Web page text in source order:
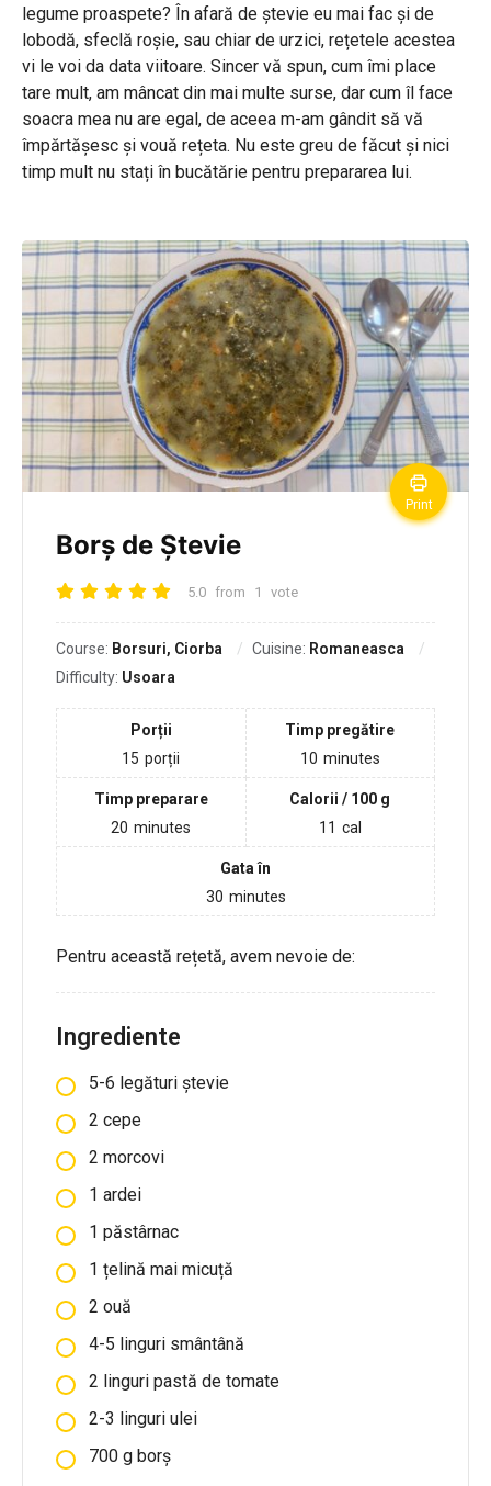
legume proaspete? În afară de ștevie eu mai fac și de
lobodă, sfeclă roșie, sau chiar de urzici, rețetele acestea
vi le voi da data viitoare. Sincer vă spun, cum îmi place
tare mult, am mâncat din mai multe surse, dar cum îl face
soacra mea nu are egal, de aceea m-am gândit să vă
împărtășesc și vouă rețeta. Nu este greu de făcut și nici
timp mult nu stați în bucătărie pentru prepararea lui.
Print
Borș de Ștevie
5.0 from 1 vote
Course: Borsuri, Ciorba Cuisine: Romaneasca
Difficulty: Usoara
Porții
15 porții
Timp pregătire
10 minutes
Timp preparare
20 minutes
Calorii / 100 g
11 cal
Gata în
30 minutes
Pentru această rețetă, avem nevoie de:
Ingrediente
5-6 legături ștevie
2 cepe
2 morcovi
1 ardei
1 păstârnac
1 țelină mai micuță
2 ouă
4-5 linguri smântână
2 linguri pastă de tomate
2-3 linguri ulei
700 g borș